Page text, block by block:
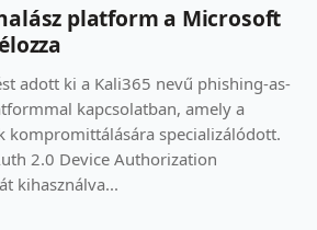
platform a Microsoft
adott ki a Kali365 nevű phishing-as-
kapcsolatban, amely a
kompromittálására specializálódott.
2.0 Device Authorization
kihasználva...